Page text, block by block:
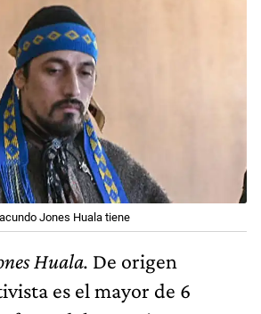
Jones Huala tiene
Huala. De origen
es el mayor de 6